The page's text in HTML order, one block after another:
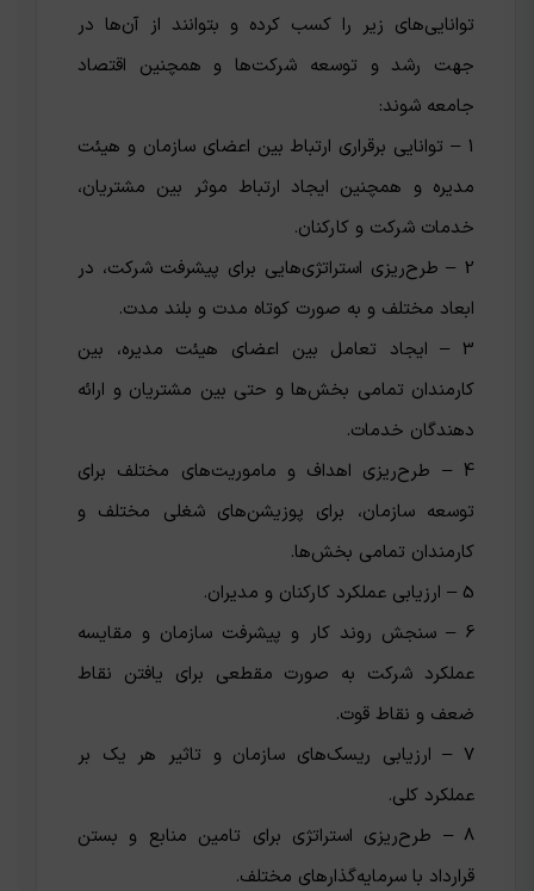
توانایی‌های زیر را کسب کرده و بتوانند از آن‌ها در
جهت رشد و توسعه شرکت‌ها و همچنین اقتصاد
جامعه شوند:
1 – توانایی برقراری ارتباط بین اعضای سازمان و هیئت
مدیره و همچنین ایجاد ارتباط موثر بین مشتریان،
خدمات شرکت و کارکنان.
2 – طرح‌ریزی استراتژی‌هایی برای پیشرفت شرکت، در
ابعاد مختلف و به صورت کوتاه ‌مدت و بلند مدت.
3 – ایجاد تعامل بین اعضای هیئت مدیره، بین
کارمندان تمامی بخش‌ها و حتی بین مشتریان و ارائه
دهندگان خدمات.
4 – طرح‌ریزی اهداف و ماموریت‌های مختلف برای
توسعه سازمان، برای پوزیشن‌های شغلی مختلف و
کارمندان تمامی بخش‌ها.
5 – ارزیابی عملکرد کارکنان و مدیران.
6 – سنجش روند کار و پیشرفت سازمان و مقایسه
عملکرد شرکت به صورت مقطعی برای یافتن نقاط
ضعف و نقاط قوت.
7 – ارزیابی ریسک‌های سازمان و تاثیر هر یک بر
عملکرد کلی.
8 – طرح‌ریزی استراتژی برای تامین منابع و بستن
قرارداد با سرمایه‌گذارهای مختلف.